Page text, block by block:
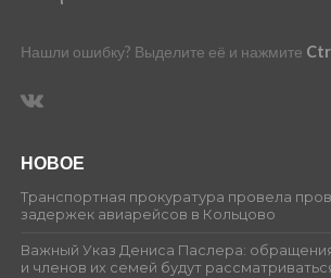
Нашли ошибку? Выделите её и нажмите
НОВОЕ
Транспортная прокуратура провела
задержек авиарейсов в Кольцово
Важный Указ Дениса Паслера:
и членов их семей будут